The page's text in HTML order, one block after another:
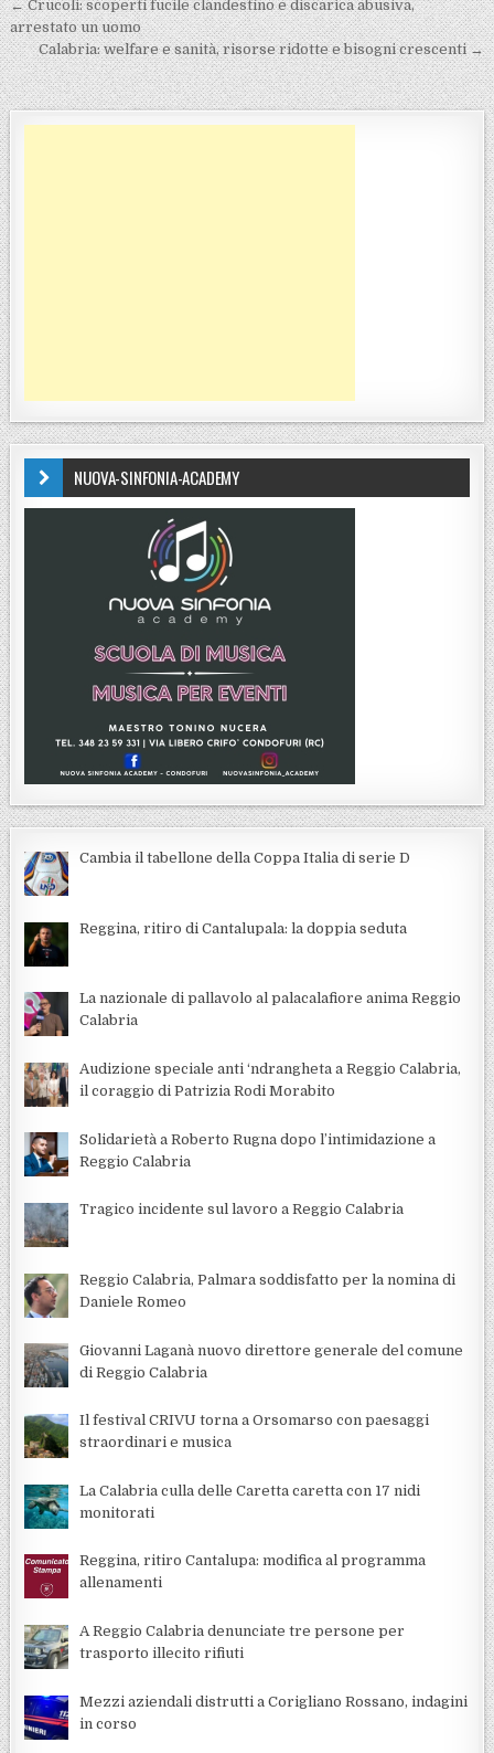
Navigazione articoli
← Crucoli: scoperti fucile clandestino e discarica abusiva,
arrestato un uomo
Calabria: welfare e sanità, risorse ridotte e bisogni crescenti →
NUOVA-SINFONIA-ACADEMY
Cambia il tabellone della Coppa Italia di serie D
Reggina, ritiro di Cantalupala: la doppia seduta
La nazionale di pallavolo al palacalafiore anima Reggio
Calabria
Audizione speciale anti ‘ndrangheta a Reggio Calabria,
il coraggio di Patrizia Rodi Morabito
Solidarietà a Roberto Rugna dopo l’intimidazione a
Reggio Calabria
Tragico incidente sul lavoro a Reggio Calabria
Reggio Calabria, Palmara soddisfatto per la nomina di
Daniele Romeo
Giovanni Laganà nuovo direttore generale del comune
di Reggio Calabria
Il festival CRIVU torna a Orsomarso con paesaggi
straordinari e musica
La Calabria culla delle Caretta caretta con 17 nidi
monitorati
Reggina, ritiro Cantalupa: modifica al programma
allenamenti
A Reggio Calabria denunciate tre persone per
trasporto illecito rifiuti
Mezzi aziendali distrutti a Corigliano Rossano, indagini
in corso